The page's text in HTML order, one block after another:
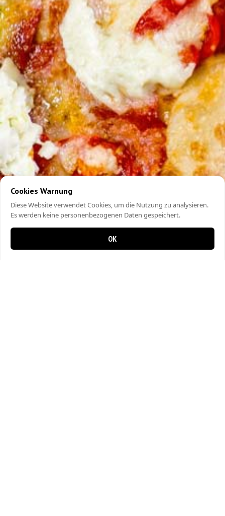
Cookies Warnung
Diese Website verwendet Cookies, um die Nutzung zu analysieren.
Es werden keine personenbezogenen Daten gespeichert.
OK